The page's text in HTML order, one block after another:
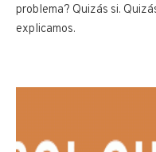
problema? Quizás si.
explicamos.